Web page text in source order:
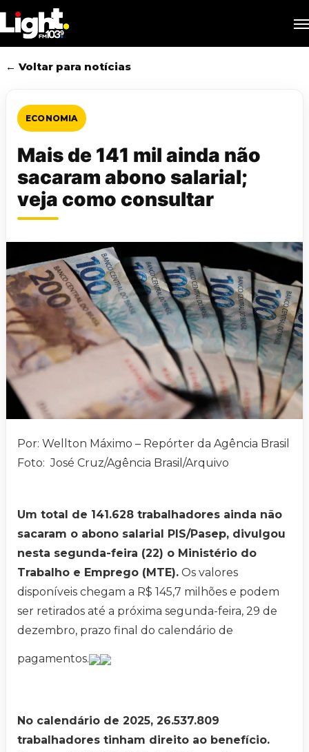
to
main
content
← Voltar para notícias
ECONOMIA
Mais de 141 mil ainda não
sacaram abono salarial;
veja como consultar
Por: Wellton Máximo – Repórter da Agência Brasil
Foto: José Cruz/Agência Brasil/Arquivo
Um total de 141.628 trabalhadores ainda não
sacaram o abono salarial PIS/Pasep, divulgou
nesta segunda-feira (22) o Ministério do
Trabalho e Emprego (MTE). Os valores
disponíveis chegam a R$ 145,7 milhões e podem
ser retirados até a próxima segunda-feira, 29 de
dezembro, prazo final do calendário de
pagamentos.
No calendário de 2025, 26.537.809
trabalhadores tinham direito ao benefício.